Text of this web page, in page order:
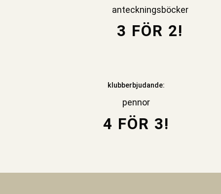
anteckningsböcker
3 FÖR 2!
klubberbjudande:
pennor
4 FÖR 3!